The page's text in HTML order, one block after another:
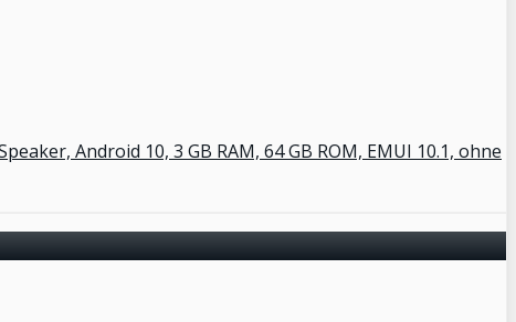
Android 10, 3 GB RAM, 64 GB ROM, EMUI 10.1, ohne